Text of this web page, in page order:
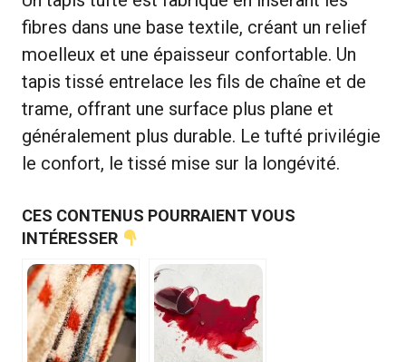
fibres dans une base textile, créant un relief
moelleux et une épaisseur confortable. Un
tapis tissé entrelace les fils de chaîne et de
trame, offrant une surface plus plane et
généralement plus durable. Le tufté privilégie
le confort, le tissé mise sur la longévité.
CES CONTENUS POURRAIENT VOUS
INTÉRESSER